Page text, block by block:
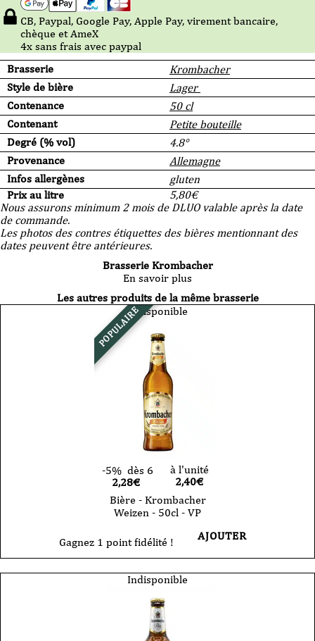
Brasserie
Krombacher
Style de bière
Lager
Contenance
50 cl
Contenant
Petite bouteille
Degré (% vol)
4.8°
Provenance
Allemagne
Infos allergènes
gluten
Prix au litre
5,80€
Nous assurons minimum 2 mois de DLUO valable après la date
de commande.
Les photos des contres étiquettes des bières mentionnant des
dates peuvent être antérieures.
CB, Paypal, Google Pay, Apple Pay, virement bancaire,
chèque et AmeX
4x sans frais avec paypal
Brasserie Krombacher
En savoir plus
Les autres produits de la même brasserie
POPULAIREIndisponible
-5% dès 6
2,28€
à l'unité
2,40€
Bière - Krombacher
Weizen - 50cl - VP
Gagnez 1 point fidélité ! AJOUTER
Indisponible